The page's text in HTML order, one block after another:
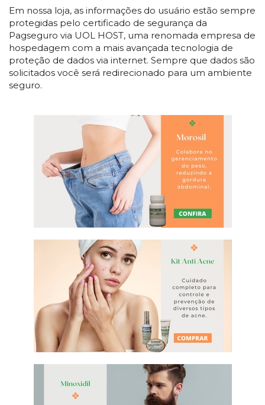
Em nossa loja, as informações do usuário estão sempre
protegidas pelo certificado de segurança da
Pagseguro via UOL HOST, uma renomada empresa de
hospedagem com a mais avançada tecnologia de
proteção de dados via internet. Sempre que dados são
solicitados você será redirecionado para um ambiente
seguro.